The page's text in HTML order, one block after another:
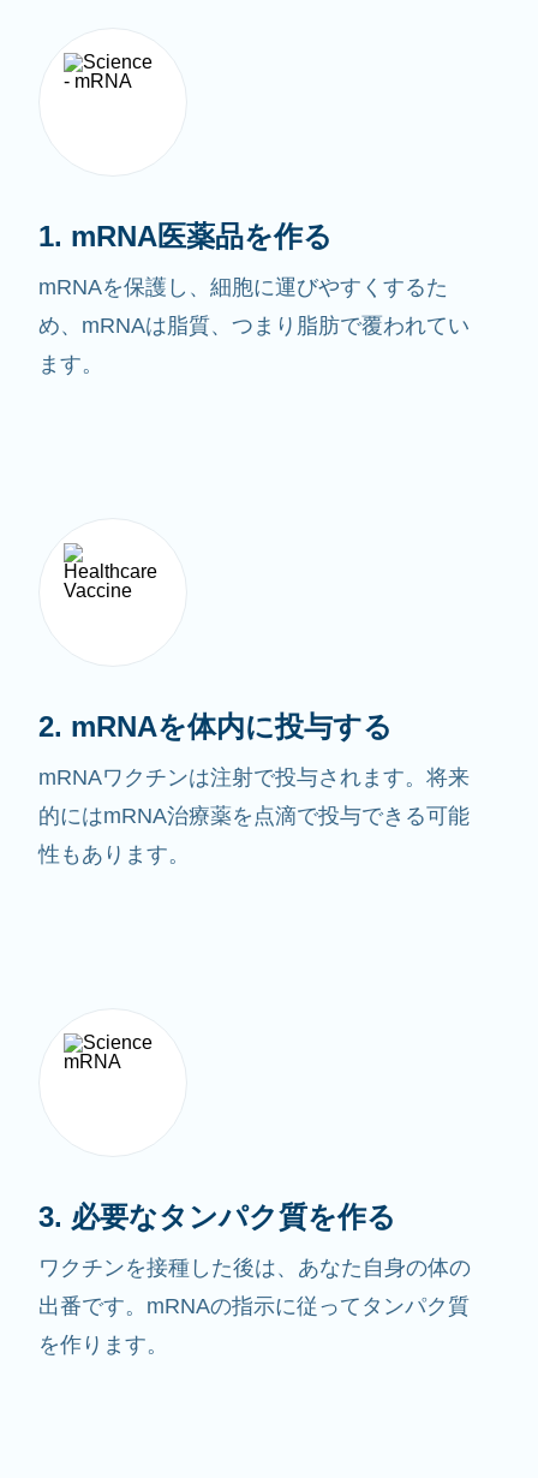
1. mRNA医薬品を作る
mRNAを保護し、細胞に運びやすくするた
め、mRNAは脂質、つまり脂肪で覆われてい
ます。
2. mRNAを体内に投与する
mRNAワクチンは注射で投与されます。将来
的にはmRNA治療薬を点滴で投与できる可能
性もあります。
3. 必要なタンパク質を作る
ワクチンを接種した後は、あなた自身の体の
出番です。mRNAの指示に従ってタンパク質
を作ります。